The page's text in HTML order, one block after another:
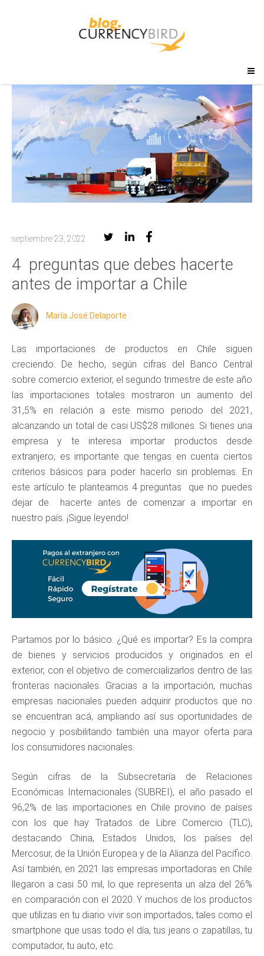
septiembre 23, 2022
4 preguntas que debes hacerte
antes de importar a Chile
María José Delaporte
Las importaciones de productos en Chile siguen
creciendo. De hecho, según cifras del Banco Central
sobre comercio exterior, el segundo trimestre de este año
las importaciones totales mostraron un aumento del
31,5% en relación a este mismo periodo del 2021,
alcanzando un total de casi US$28 millones. Si tienes una
empresa y te interesa importar productos desde
extranjero, es importante que tengas en cuenta ciertos
criterios básicos para poder hacerlo sin problemas. En
este artículo te planteamos 4 preguntas que no puedes
dejar de hacerte antes de comenzar a importar en
nuestro país. ¡Sigue leyendo!
Partamos por lo básico. ¿Qué es importar? Es la compra
de bienes y servicios producidos y originados en el
exterior, con el objetivo de comercializarlos dentro de las
fronteras nacionales. Gracias a la importación, muchas
empresas nacionales pueden adquirir productos que no
se encuentran acá, ampliando así sus oportunidades de
negocio y posibilitando también una mayor oferta para
los consumidores nacionales.
Según cifras de la Subsecretaría de Relaciones
Económicas Internacionales (SUBREI), el año pasado el
96,2% de las importaciones en Chile provino de países
con los que hay Tratados de Libre Comercio (TLC),
destacando China, Estados Unidos, los países del
Mercosur, de la Unión Europea y de la Alianza del Pacífico.
Así también, en 2021 las empresas importadoras en Chile
llegaron a casi 50 mil, lo que representa un alza del 26%
en comparación con el 2020. Y muchos de los productos
que utilizas en tu diario vivir son importados, tales como el
smartphone que usas todo el día, tus jeans o zapatillas, tu
computador, tu auto, etc.